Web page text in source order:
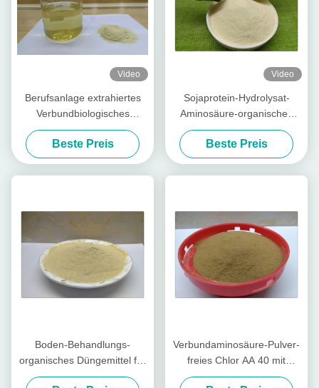
Video
Berufsanlage extrahiertes
Verbundbiologisches
Düngemittel des
aminosäure-Pulver-70%
Beste Preis
Video
Sojaprotein-Hydrolysat-
Aminosäure-organisches
Düngemittel 80
Beste Preis
Boden-Behandlungs-
organisches Düngemittel für
Gemüse mit Aminosäure-
Verbundaminosäure-Pulver-
freies Chlor AA 40 mit
Tierquelle für Kartoffel